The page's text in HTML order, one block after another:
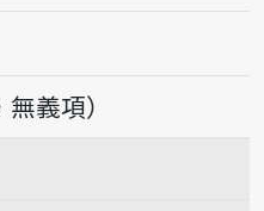
音讀tshut-kik
義項）